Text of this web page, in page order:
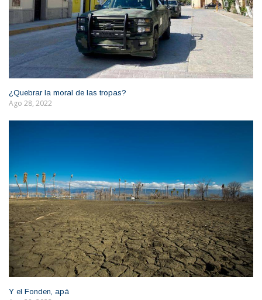
¿Quebrar la moral de las tropas?
Ago 28, 2022
Y el Fonden, apá